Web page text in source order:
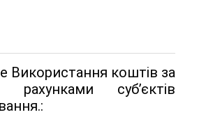
Використання коштів за
рахунками суб’єктів